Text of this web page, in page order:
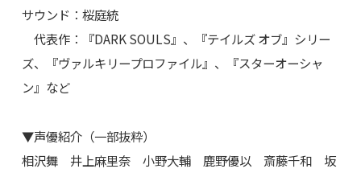
サウンド：桜庭統
代表作：『DARK SOULS』、『テイルズ オブ』シリー
ズ、『ヴァルキリープロファイル』、『スターオーシャ
ン』など
▼声優紹介（一部抜粋）
相沢舞 井上麻里奈 小野大輔 鹿野優以 斎藤千和 坂